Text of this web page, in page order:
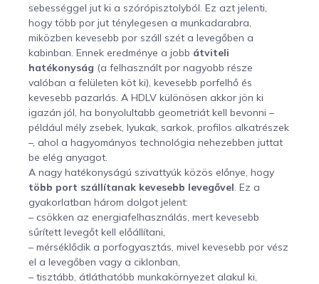
sebességgel jut ki a szórópisztolyból. Ez azt jelenti,
hogy több por jut ténylegesen a munkadarabra,
miközben kevesebb por száll szét a levegőben a
kabinban. Ennek eredménye a jobb átviteli
hatékonyság (a felhasznált por nagyobb része
valóban a felületen köt ki), kevesebb porfelhő és
kevesebb pazarlás. A HDLV különösen akkor jön ki
igazán jól, ha bonyolultabb geometriát kell bevonni –
például mély zsebek, lyukak, sarkok, profilos alkatrészek
–, ahol a hagyományos technológia nehezebben juttat
be elég anyagot.
A nagy hatékonyságú szivattyúk közös előnye, hogy
több port szállítanak kevesebb levegővel . Ez a
gyakorlatban három dolgot jelent:
– csökken az energiafelhasználás, mert kevesebb
sűrített levegőt kell előállítani,
– mérséklődik a porfogyasztás, mivel kevesebb por vész
el a levegőben vagy a ciklonban,
– tisztább, átláthatóbb munkakörnyezet alakul ki,